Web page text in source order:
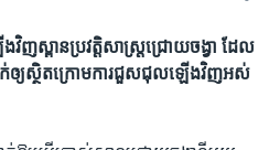
ញ​ស្ពាន​ប្រវត្តិសាស្ត្រ​ជ្រោយចង្វា ​ដែល​
ក់​ឲ្យ​ស្ថិត​ក្រោម​ការ​ជួសជុល​ឡើងវិញ​អស់​